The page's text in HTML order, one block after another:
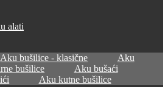
alati
Aku bušilice - klasične
Aku
bušilice
Aku bušaći
Aku kutne bušilice